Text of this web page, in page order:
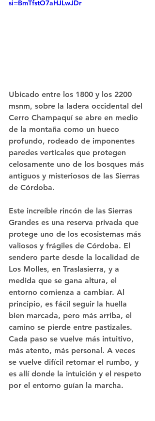
si=BmTfstO7aHJLwJDr
Ubicado entre los 1800 y los 2200
msnm, sobre la ladera occidental del
Cerro Champaquí se abre en medio
de la montaña como un hueco
profundo, rodeado de imponentes
paredes verticales que protegen
celosamente uno de los bosques más
antiguos y misteriosos de las Sierras
de Córdoba.
Este increíble rincón de las Sierras
Grandes es una reserva privada que
protege uno de los ecosistemas más
valiosos y frágiles de Córdoba. El
sendero parte desde la localidad de
Los Molles, en Traslasierra, y a
medida que se gana altura, el
entorno comienza a cambiar. Al
principio, es fácil seguir la huella
bien marcada, pero más arriba, el
camino se pierde entre pastizales.
Cada paso se vuelve más intuitivo,
más atento, más personal. A veces
se vuelve difícil retomar el rumbo, y
es allí donde la intuición y el respeto
por el entorno guían la marcha.